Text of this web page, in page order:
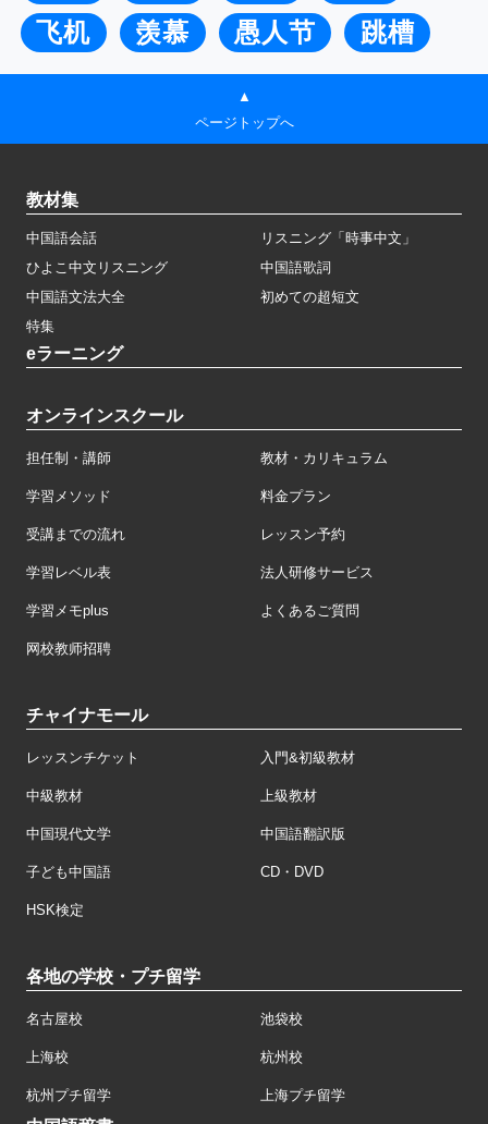
飞机
羡慕 愚人节 跳槽
▲
ページトップへ
教材集
中国語会話
リスニング「時事中文」
ひよこ中文リスニング
中国語歌詞
中国語文法大全
初めての超短文
特集
eラーニング
オンラインスクール
担任制・講師 教材・カリキュラム
学習メソッド 料金プラン
受講までの流れ レッスン予約
学習レベル表 法人研修サービス
学習メモplus よくあるご質問
网校教师招聘
チャイナモール
レッスンチケット 入門&初級教材
中級教材 上級教材
中国現代文学 中国語翻訳版
子ども中国語 CD・DVD
HSK検定
各地の学校・プチ留学
名古屋校 池袋校
上海校 杭州校
杭州プチ留学 上海プチ留学